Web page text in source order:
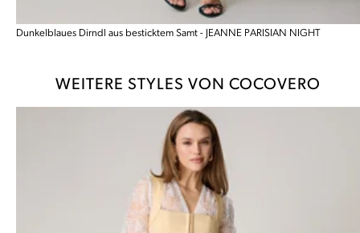
Dunkelblaues Dirndl aus besticktem Samt - JEANNE PARISIAN NIGHT
WEITERE STYLES VON COCOVERO